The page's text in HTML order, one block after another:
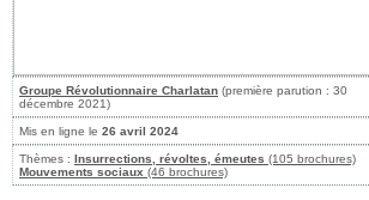
Groupe Révolutionnaire Charlatan (première parution : 30
décembre 2021)
Mis en ligne le 26 avril 2024
Thèmes : Insurrections, révoltes, émeutes (105 brochures)
Mouvements sociaux (46 brochures)